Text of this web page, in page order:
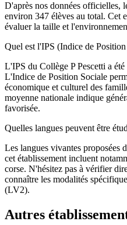
D'après nos données officielles,
environ 347 élèves au total. Cet
évaluer la taille et
Quel est l'IPS (Indice de
L'IPS du Collège P Pescetti a
L'Indice de Position Sociale
économique et culturel des
moyenne nationale indique
favorisée.
Quelles langues peuvent être
Les langues vivantes proposées
cet établissement incluent
corse. N'hésitez pas à vérifier
connaître les modalités
(LV2).
Autres